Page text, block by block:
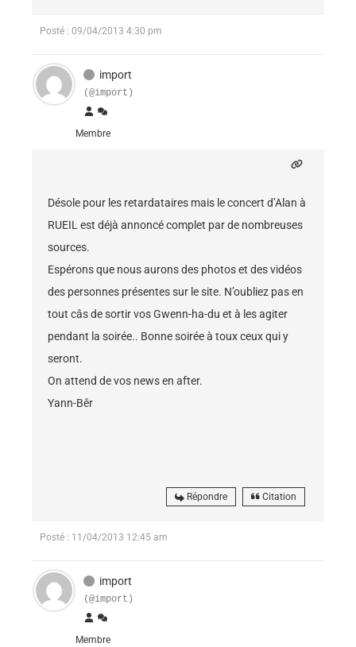
Posté : 09/04/2013 4:30 pm
import
(@import)
Membre
Désole pour les retardataires mais le concert d’Alan à
RUEIL est déjà annoncé complet par de nombreuses
sources.
Espérons que nous aurons des photos et des vidéos
des personnes présentes sur le site. N’oubliez pas en
tout câs de sortir vos Gwenn-ha-du et à les agiter
pendant la soirée.. Bonne soirée à toux ceux qui y
seront.
On attend de vos news en after.
Yann-Bêr
Répondre Citation
Posté : 11/04/2013 12:45 am
import
(@import)
Membre